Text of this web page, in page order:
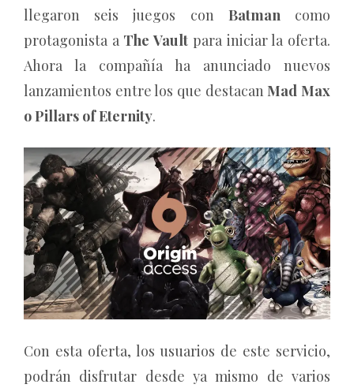
llegaron seis juegos con Batmancomo
protagonista a The Vault para iniciar la oferta.
Ahora la compañía ha anunciado nuevos
lanzamientos entre los que destacan Mad Max
o Pillars of Eternity.
Con esta oferta, los usuarios de este servicio,
podrán disfrutar desde ya mismo de varios